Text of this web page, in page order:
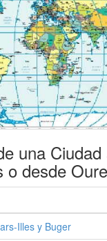
una
o desde
Illes y Buger